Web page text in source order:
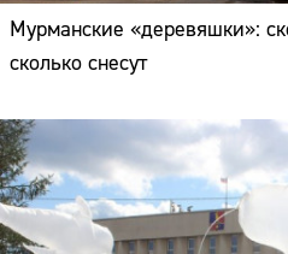
Мурманские «деревяшки»:
сколько снесут